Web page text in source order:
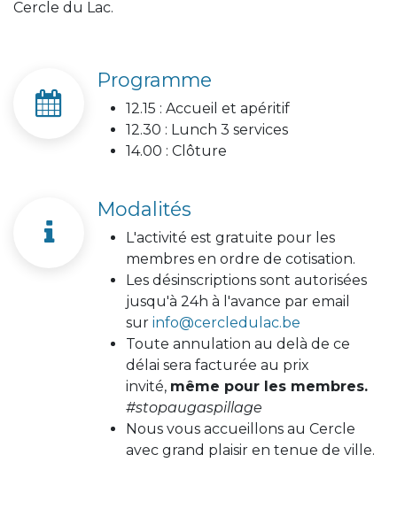
Cercle du Lac.
Programme
12.15 : Accueil et apéritif
12.30 : Lunch 3 services
14.00 : Clôture
Modalités
L'activité est gratuite pour les
membres en ordre de cotisation.
Les désinscriptions sont autorisées
jusqu'à 24h à l'avance par email
sur info@cercledulac.be
Toute annulation au delà de ce
délai sera facturée au prix
invité, même pour les membres.
#stopaugaspillage
Nous vous accueillons au Cercle
avec grand plaisir en tenue de ville.